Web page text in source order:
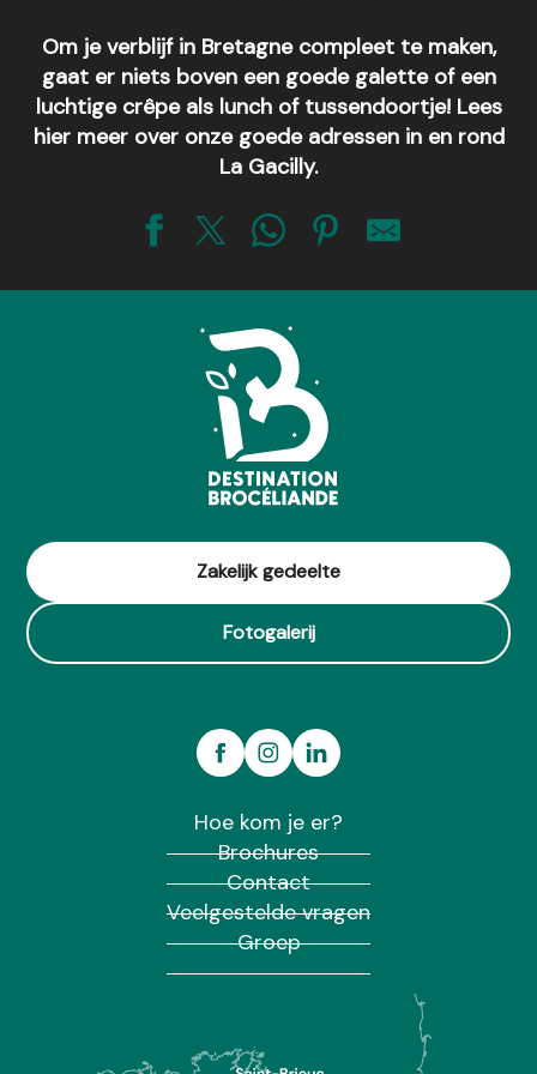
Om je verblijf in Bretagne compleet te maken,
gaat er niets boven een goede galette of een
luchtige crêpe als lunch of tussendoortje! Lees
hier meer over onze goede adressen in en rond
La Gacilly.
Restaurant crêperie " Chez Bernard" - La Ruaudaie
Zakelijk gedeelte
Fotogalerij
Hoe kom je er?
Brochures
Contact
Veelgestelde vragen
Groep